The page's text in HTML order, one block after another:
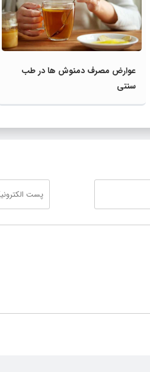
عوارض مصرف دمنوش‌ ها در طب
سنتی